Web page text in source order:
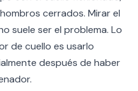
cerrados. Mirar el
suele ser el problema. Lo
de cuello es usarlo
después de haber